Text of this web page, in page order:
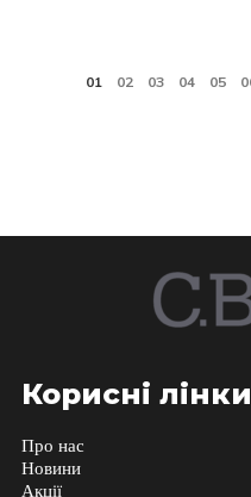
Корисні лінки
Про нас
Новини
Акції